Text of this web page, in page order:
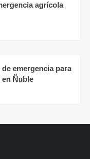
agrícola
emergencia para
Ñuble